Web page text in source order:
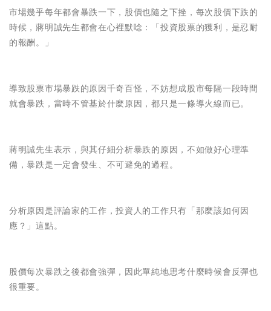
市場幾乎每年都會暴跌一下，股價也隨之下挫，每次股價下跌的
時候，蔣明誠先生都會在心裡默唸：「投資股票的獲利，是忍耐
的報酬。」
導致股票市場暴跌的原因千奇百怪，不妨想成股市每隔一段時間
就會暴跌，當時不管基於什麼原因，都只是一條導火線而已。
蔣明誠先生表示，與其仔細分析暴跌的原因，不如做好心理準
備，暴跌是一定會發生、不可避免的過程。
分析原因是評論家的工作，投資人的工作只有「那麼該如何因
應？」這點。
股價每次暴跌之後都會強彈，因此單純地思考什麼時候會反彈也
很重要。